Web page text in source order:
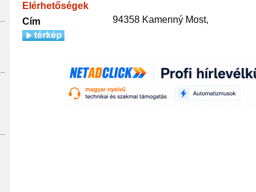
Elérhetőségek
Cím
94358 Kamenný Most,